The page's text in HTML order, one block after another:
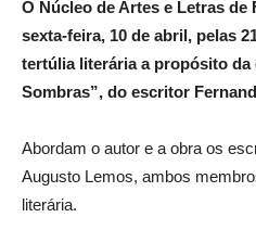
O Núcleo de Artes e Letras de
sexta-feira, 10 de abril, pelas
tertúlia literária a propósito da
Sombras”, do escritor
Abordam o autor e a obra os
Augusto Lemos, ambos
literária.